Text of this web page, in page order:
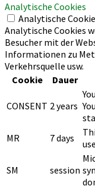
Analytische Cookies
Analytische
Analytische Cookies
Besucher mit der
Informationen zu
Verkehrsquelle usw.
Cookie
Dauer
CONSENT 2 years
MR
7 days
SM session